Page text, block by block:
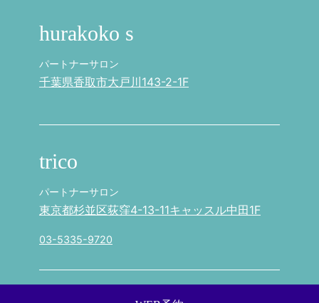
hurakoko s
パートナーサロン
千葉県香取市大戸川143-2-1F
trico
パートナーサロン
東京都杉並区荻窪4-13-11キャッスル中田1F
03-5335-9720